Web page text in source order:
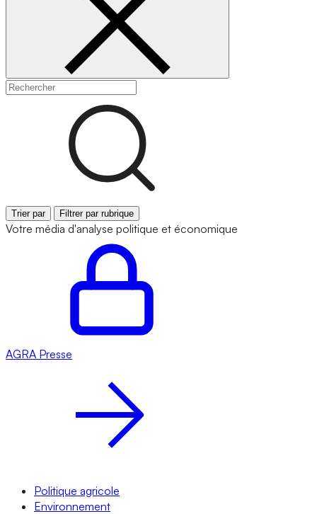
Trier par Filtrer par rubrique
Votre média d'analyse politique et économique
AGRA Presse
Politique agricole
Environnement